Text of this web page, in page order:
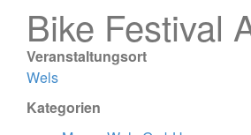
Bike Festival
Veranstaltungsort
Wels
Kategorien